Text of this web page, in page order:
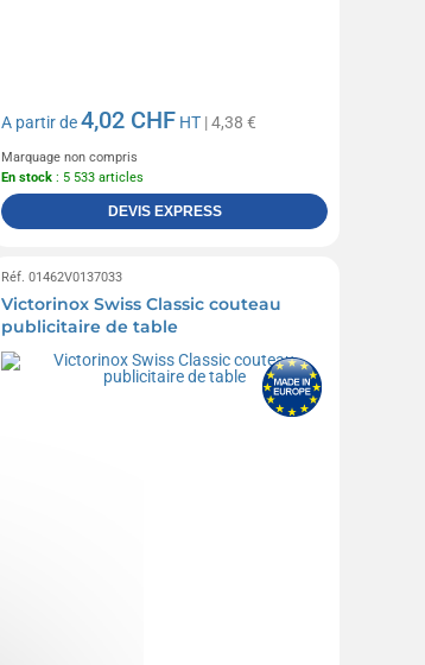
A partir de4,02 CHF HT | 4,38 €
Marquage non compris
En stock : 5 533 articles
DEVIS EXPRESS
Réf. 01462V0137033
Victorinox Swiss Classic couteau
publicitaire de table